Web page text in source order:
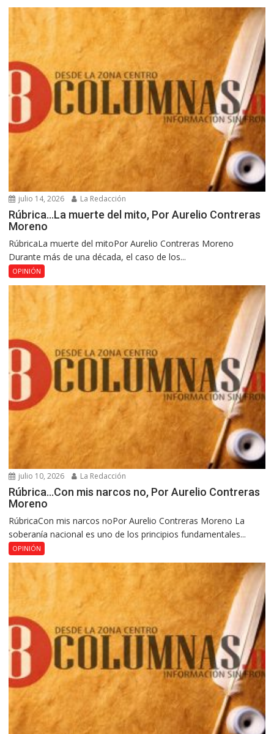
julio 14, 2026 La Redacción
Rúbrica…La muerte del mito, Por Aurelio Contreras
Moreno
RúbricaLa muerte del mitoPor Aurelio Contreras Moreno
Durante más de una década, el caso de los...
OPINIÓN
julio 10, 2026 La Redacción
Rúbrica…Con mis narcos no, Por Aurelio Contreras
Moreno
RúbricaCon mis narcos noPor Aurelio Contreras Moreno La
soberanía nacional es uno de los principios fundamentales...
OPINIÓN